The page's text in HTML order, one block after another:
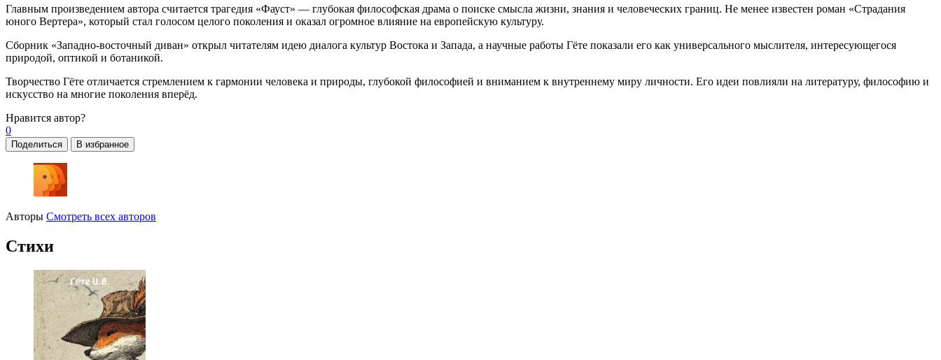
Главным произведением автора считается трагедия «Фауст» — глубокая философская драма о поиске смысла жизни, знания и человеческих границ. Не менее известен роман «Страдания
юного Вертера», который стал голосом целого поколения и оказал огромное влияние на европейскую культуру.
Сборник «Западно-восточный диван» открыл читателям идею диалога культур Востока и Запада, а научные работы Гёте показали его как универсального мыслителя, интересующегося
природой, оптикой и ботаникой.
Творчество Гёте отличается стремлением к гармонии человека и природы, глубокой философией и вниманием к внутреннему миру личности. Его идеи повлияли на литературу, философию и
искусство на многие поколения вперёд.
Нравится автор?
0
Поделиться В избранное
Авторы Смотреть всех авторов
Стихи